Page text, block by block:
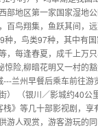
地区第一家国家湿地
百鸟翔集，鱼跃其间，
，鸟类97种，其中有
，每逢春夏，成千上万
险,柳暗花明又一村的豁
兰州早餐后乘车前往游
） （银川／影城约40公
》等几十部影视剧，享
游人观赏，游客游玩的